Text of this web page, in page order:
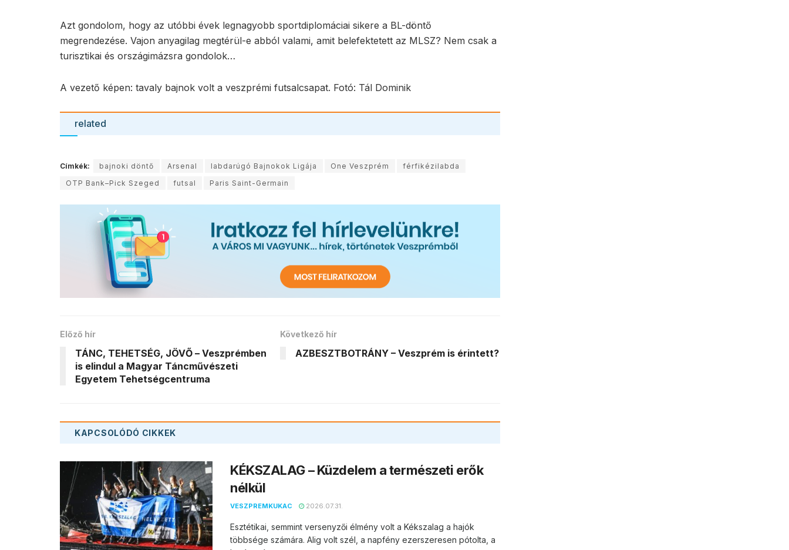
Azt gondolom, hogy az utóbbi évek legnagyobb sportdiplomáciai sikere a BL-döntő
megrendezése. Vajon anyagilag megtérül-e abból valami, amit belefektetett az MLSZ? Nem csak a
turisztikai és országimázsra gondolok…
A vezető képen: tavaly bajnok volt a veszprémi futsalcsapat. Fotó: Tál Dominik
related
Címkék: bajnoki döntő Arsenal labdarúgó Bajnokok Ligája One Veszprém
férfikézilabda
OTP Bank–Pick Szeged
futsal Paris Saint-Germain
Előző hír
TÁNC, TEHETSÉG, JÖVŐ – Veszprémben
is elindul a Magyar Táncművészeti
Egyetem Tehetségcentruma
Következő hír
AZBESZTBOTRÁNY – Veszprém is érintett?
KAPCSOLÓDÓ CIKKEK
KÉKSZALAG – Küzdelem a természeti erők
nélkül
VESZPREMKUKAC 2026.07.31.
Esztétikai, semmint versenyzői élmény volt a Kékszalag a hajók
többsége számára. Alig volt szél, a napfény ezerszeresen pótolta, a